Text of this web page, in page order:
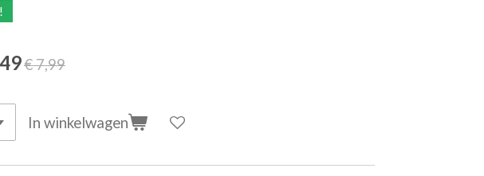
€ 7,99
In winkelwagen